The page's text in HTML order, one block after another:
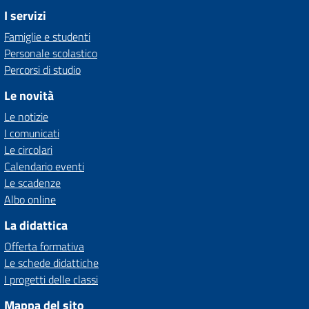
I servizi
Famiglie e studenti
Personale scolastico
Percorsi di studio
Le novità
Le notizie
I comunicati
Le circolari
Calendario eventi
Le scadenze
Albo online
La didattica
Offerta formativa
Le schede didattiche
I progetti delle classi
Mappa del sito